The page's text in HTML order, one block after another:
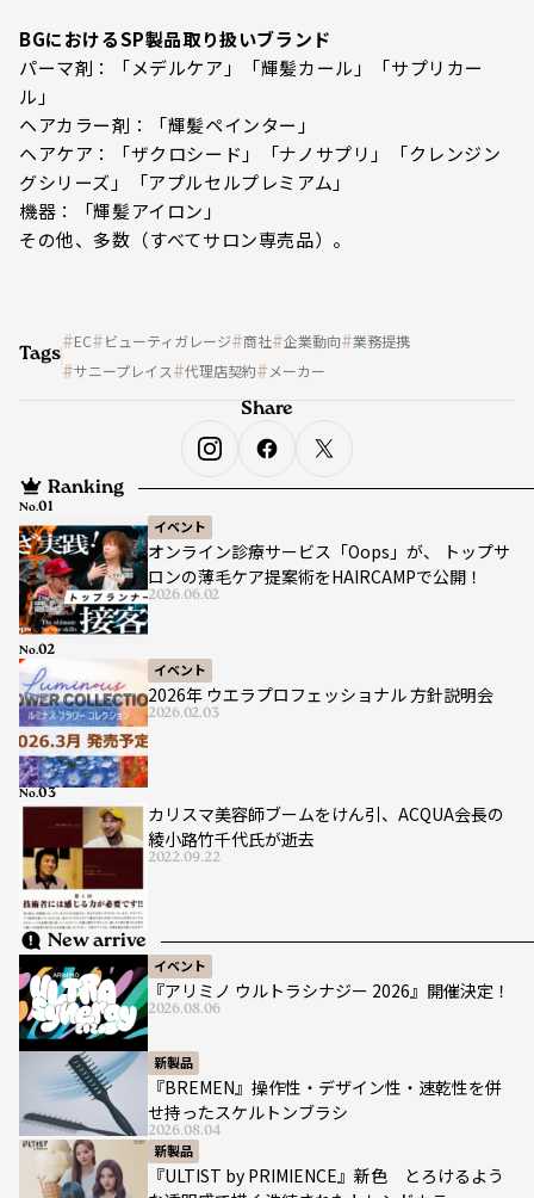
BGにおけるSP製品取り扱いブランド
パーマ剤：「メデルケア」「輝髪カール」「サプリカー
ル」
ヘアカラー剤：「輝髪ペインター」
ヘアケア：「ザクロシード」「ナノサプリ」「クレンジン
グシリーズ」「アプルセルプレミアム」
機器：「輝髪アイロン」
その他、多数（すべてサロン専売品）。
Tags
EC ビューティガレージ 商社 企業動向
業務提携
サニープレイス
代理店契約 メーカー
Ranking
イベント
オンライン診療サービス「Oops」が、 トップサ
ロンの薄毛ケア提案術をHAIRCAMPで公開！
2026.06.02
No.
イベント
2026年 ウエラプロフェッショナル 方針説明会
2026.02.03
No.
カリスマ美容師ブームをけん引、ACQUA会長の
綾小路竹千代氏が逝去
2022.09.22
No.
New arrive
イベント
『アリミノ ウルトラシナジー 2026』開催決定！
2026.08.06
新製品
『BREMEN』操作性・デザイン性・速乾性を併
せ持ったスケルトンブラシ
2026.08.04
新製品
『ULTIST by PRIMIENCE』新色 とろけるよう
Share